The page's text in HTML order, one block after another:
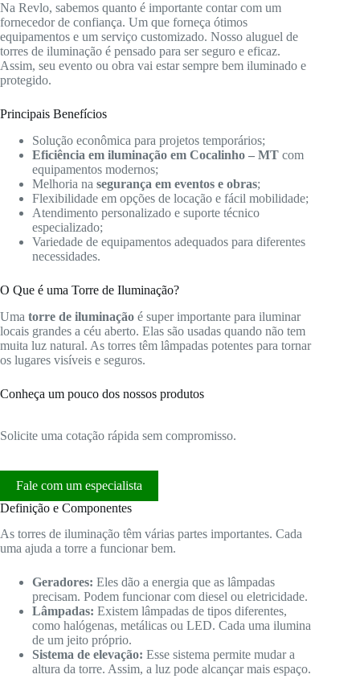
Na Revlo, sabemos quanto é importante contar com um
fornecedor de confiança. Um que forneça ótimos
equipamentos e um serviço customizado. Nosso aluguel de
torres de iluminação é pensado para ser seguro e eficaz.
Assim, seu evento ou obra vai estar sempre bem iluminado e
protegido.
Principais Benefícios
Solução econômica para projetos temporários;
Eficiência em iluminação em Cocalinho – MT com
equipamentos modernos;
Melhoria na segurança em eventos e obras;
Flexibilidade em opções de locação e fácil mobilidade;
Atendimento personalizado e suporte técnico
especializado;
Variedade de equipamentos adequados para diferentes
necessidades.
O Que é uma Torre de Iluminação?
Uma torre de iluminação é super importante para iluminar
locais grandes a céu aberto. Elas são usadas quando não tem
muita luz natural. As torres têm lâmpadas potentes para tornar
os lugares visíveis e seguros.
Conheça um pouco dos nossos produtos
Solicite uma cotação rápida sem compromisso.
Fale com um especialista
Definição e Componentes
As torres de iluminação têm várias partes importantes. Cada
uma ajuda a torre a funcionar bem.
Geradores: Eles dão a energia que as lâmpadas
precisam. Podem funcionar com diesel ou eletricidade.
Lâmpadas: Existem lâmpadas de tipos diferentes,
como halógenas, metálicas ou LED. Cada uma ilumina
de um jeito próprio.
Sistema de elevação: Esse sistema permite mudar a
altura da torre. Assim, a luz pode alcançar mais espaço.